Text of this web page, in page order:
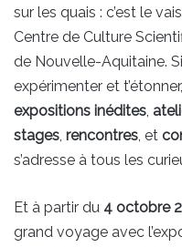
sur les quais : c’est le
Centre de Culture
de Nouvelle-Aquitaine.
expérimenter et
expositions inédites,
stages, rencontres, et
s’adresse à tous les
Et à partir du 4 octobre
grand voyage avec